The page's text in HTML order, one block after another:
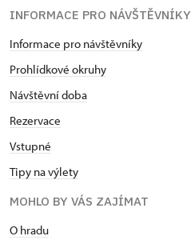
INFORMACE PRO NÁVŠTĚVNÍKY
Informace pro návštěvníky
Prohlídkové okruhy
Návštěvní doba
Rezervace
Vstupné
Tipy na výlety
MOHLO BY VÁS ZAJÍMAT
O hradu